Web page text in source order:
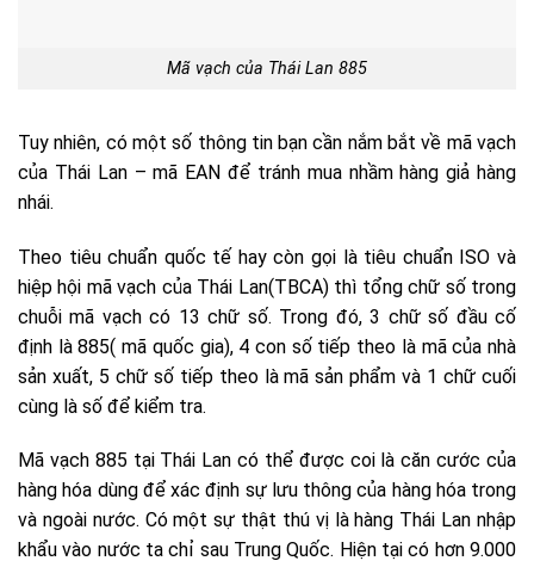
Mã vạch của Thái Lan 885
Tuy nhiên, có một số thông tin bạn cần nắm bắt về mã vạch
của Thái Lan – mã EAN để tránh mua nhầm hàng giả hàng
nhái.
Theo tiêu chuẩn quốc tế hay còn gọi là tiêu chuẩn ISO và
hiệp hội mã vạch của Thái Lan(TBCA) thì tổng chữ số trong
chuỗi mã vạch có 13 chữ số. Trong đó, 3 chữ số đầu cố
định là 885( mã quốc gia), 4 con số tiếp theo là mã của nhà
sản xuất, 5 chữ số tiếp theo là mã sản phẩm và 1 chữ cuối
cùng là số để kiểm tra.
Mã vạch 885 tại Thái Lan có thể được coi là căn cước của
hàng hóa dùng để xác định sự lưu thông của hàng hóa trong
và ngoài nước. Có một sự thật thú vị là hàng Thái Lan nhập
khẩu vào nước ta chỉ sau Trung Quốc. Hiện tại có hơn 9.000